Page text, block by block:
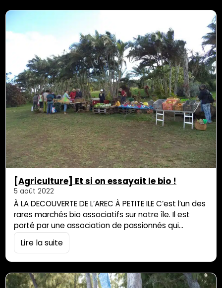
[Agriculture] Et si on essayait le bio !
5 août 2022
À LA DECOUVERTE DE L’AREC À PETITE ILE C’est l’un des
rares marchés bio associatifs sur notre île. Il est
porté par une association de passionnés qui
développe un projet plutôt original. Le nom de
l’Association est en lui-même très parlant et
vie. Chaque samedi,…
Lire la suite